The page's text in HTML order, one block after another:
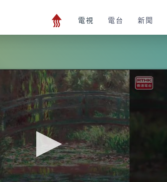
電視 電台 新聞